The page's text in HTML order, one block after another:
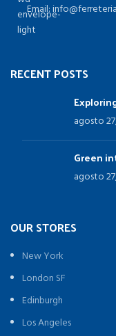
Email:
RECENT POSTS
agosto
Green
agosto
OUR STORES
New York
London SF
Edinburgh
Los Angeles